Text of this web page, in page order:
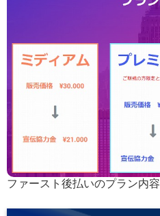
ファースト後払いのプラン内容